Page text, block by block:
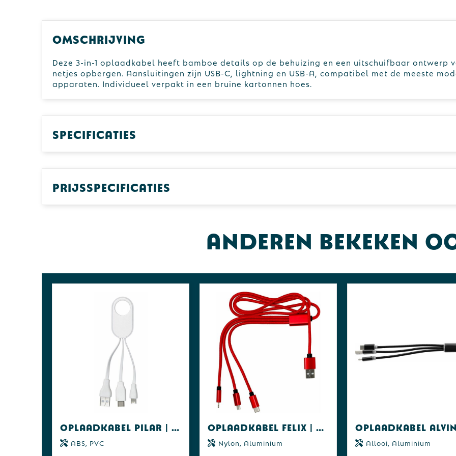
Omschrijving
Deze 3-in-1 oplaadkabel heeft bamboe details op de behuizing en een uitschuifbaar ontwerp
netjes opbergen. Aansluitingen zijn USB-C, lightning en USB-A, compatibel met de meeste
apparaten. Individueel verpakt in een bruine kartonnen hoes.
Specificaties
Prijsspecificaties
Anderen bekeken
Oplaadkabel Pilar | 3-in-1
ABS, PVC
Oplaadkabel Felix | 4-in-1
Nylon, Aluminium Allooi, Aluminium